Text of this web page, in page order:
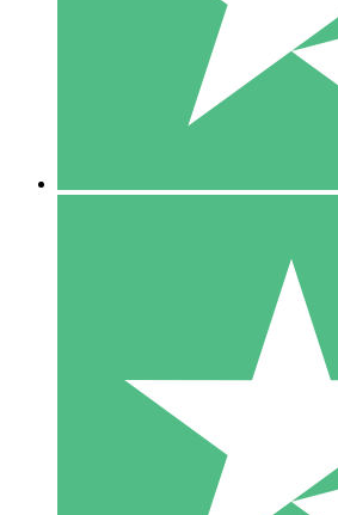
10 00
10 Descargas
20 00